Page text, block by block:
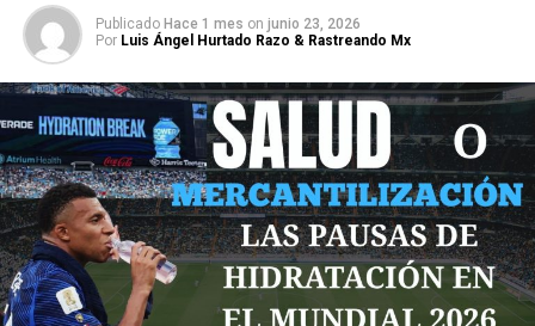
Publicado Hace 1 mes on junio 23, 2026
Por Luis Ángel Hurtado Razo & Rastreando Mx